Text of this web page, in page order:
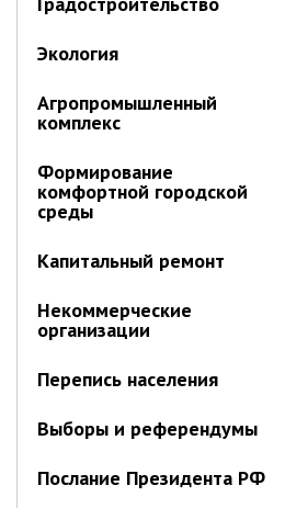
Экология
Агропромышленный
комплекс
Формирование
комфортной городской
среды
Капитальный ремонт
Некоммерческие
организации
Перепись населения
Выборы и референдумы
Послание Президента РФ